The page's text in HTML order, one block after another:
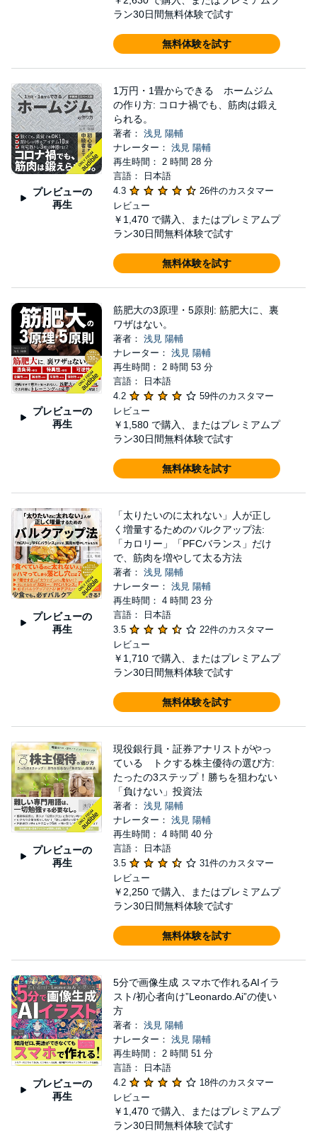
ラン30日間無料体験で試す
無料体験を試す
プレビューの
再生
1万円・1畳からできる ホームジム
の作り方: コロナ禍でも、筋肉は鍛え
られる。
著者： 浅見 陽輔
ナレーター： 浅見 陽輔
再生時間： 2 時間 28 分
言語： 日本語
4.3
26件のカスタマー
レビュー
￥1,470 で購入、またはプレミアムプ
ラン30日間無料体験で試す
無料体験を試す
プレビューの
再生
筋肥大の3原理・5原則: 筋肥大に、裏
ワザはない。
著者： 浅見 陽輔
ナレーター： 浅見 陽輔
再生時間： 2 時間 53 分
言語： 日本語
4.2
59件のカスタマー
レビュー
￥1,580 で購入、またはプレミアムプ
ラン30日間無料体験で試す
無料体験を試す
プレビューの
再生
「太りたいのに太れない」人が正し
く増量するためのバルクアップ法:
「カロリー」「PFCバランス」だけ
で、筋肉を増やして太る方法
著者： 浅見 陽輔
ナレーター： 浅見 陽輔
再生時間： 4 時間 23 分
言語： 日本語
3.5
22件のカスタマー
レビュー
￥1,710 で購入、またはプレミアムプ
ラン30日間無料体験で試す
無料体験を試す
プレビューの
再生
現役銀行員・証券アナリストがやっ
ている トクする株主優待の選び方:
たったの3ステップ！勝ちを狙わない
「負けない」投資法
著者： 浅見 陽輔
ナレーター： 浅見 陽輔
再生時間： 4 時間 40 分
言語： 日本語
3.5
31件のカスタマー
レビュー
￥2,250 で購入、またはプレミアムプ
ラン30日間無料体験で試す
無料体験を試す
プレビューの
再生
5分で画像生成 スマホで作れるAIイラ
スト/初心者向け”Leonardo.Ai”の使い
方
著者： 浅見 陽輔
ナレーター： 浅見 陽輔
再生時間： 2 時間 51 分
言語： 日本語
4.2
18件のカスタマー
レビュー
￥1,470 で購入、またはプレミアムプ
ラン30日間無料体験で試す